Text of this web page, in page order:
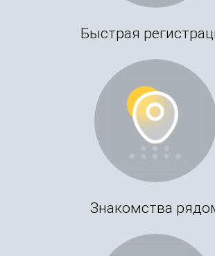
Быстрая
Знакомства